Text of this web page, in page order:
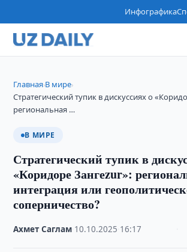
Инфографика
Главная›В мире›
Стратегический тупик в дискуссиях о
региональная …
В МИРЕ
Стратегический тупик в
«Коридоре Зангеzur»:
интеграция или
соперничество?
Ахмет Саглам 10.10.2025 16:17